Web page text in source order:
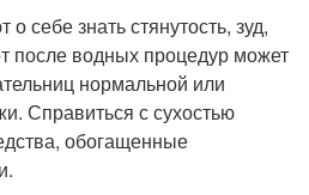
себе знать стянутость, зуд,
водных процедур может
нормальной или
Справиться с сухостью
обогащенные